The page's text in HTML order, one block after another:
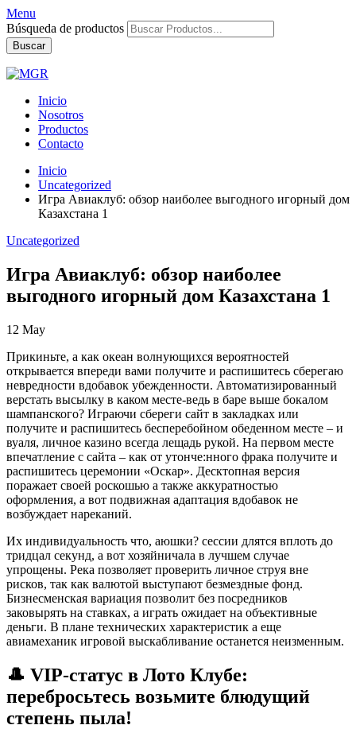
Menu
Búsqueda de productos
Buscar
Inicio
Nosotros
Productos
Contacto
Inicio
Uncategorized
Игра Авиаклуб: обзор наиболее выгодного игорный дом
Казахстана 1
Uncategorized
Игра Авиаклуб: обзор наиболее
выгодного игорный дом Казахстана 1
12 May
Прикиньте, а как океан волнующихся вероятностей
открывается впереди вами получите и распишитесь сберегаю
невредности вдобавок убежденности. Автоматизированный
верстать высылку в каком месте-ведь в баре выше бокалом
шампанского? Играючи сбереги сайт в закладках или
получите и распишитесь бесперебойном обеденном месте – и
вуаля, личное казино всегда лещадь рукой. На первом месте
впечатление с сайта – как от утонче:нного фрака получите и
распишитесь церемонии «Оскар». Десктопная версия
поражает своей роскошью а также аккуратностью
оформления, а вот подвижная адаптация вдобавок не
возбуждает нареканий.
Их индивидуальность что, аюшки? сессии длятся вплоть до
тридцал секунд, а вот хозяйничала в лучшем случае
упрощены. Река позволяет проверить личное струя вне
рисков, так как валютой выступают безмездные фонд.
Бизнесменская вариация позволит без посредников
заковырять на ставках, а играть ожидает на объективные
деньги. В плане технических характеристик а еще
авиамеханик игровой выскабливание останется неизменным.
🎩 VIP-статус в Лото Клубе:
перебросьтесь возьмите блюдущий
степень пыла!